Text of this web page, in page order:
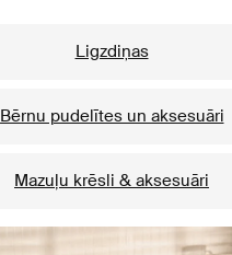
Ligzdiņas
Bērnu pudelītes un aksesuāri
Mazuļu krēsli & aksesuāri